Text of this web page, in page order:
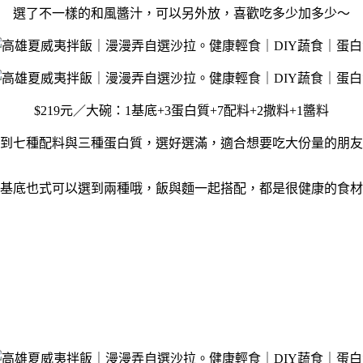
選了不一樣的和風醬汁，可以另外放，喜歡吃多少加多少～
$219元／大碗：1基底+3蛋白質+7配料+2撒料+1醬料
七種配料與三種蛋白質，選好選滿，適合想要吃大份量的朋
基底也式可以選到兩種哦，飯與麵一起搭配，都是很健康的食材